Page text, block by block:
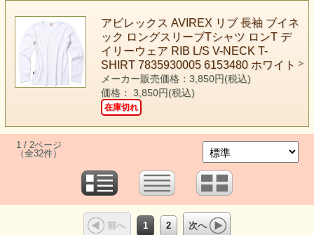
アビレックス AVIREX リブ 長袖 ブイネ
ック ロングスリーブTシャツ ロンT デ
イリーウェア RIB L/S V-NECK T-
SHIRT 7835930005 6153480 ホワイト
メーカー販売価格：3,850円(税込)
価格： 3,850円(税込)
在庫切れ
1 / 2ページ
（全32件）
前へ 1 2 次へ